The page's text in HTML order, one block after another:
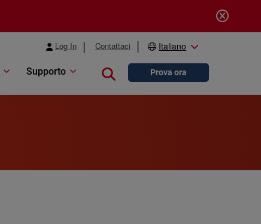
Log In Contattaci Italiano
Supporto Close searchProva ora